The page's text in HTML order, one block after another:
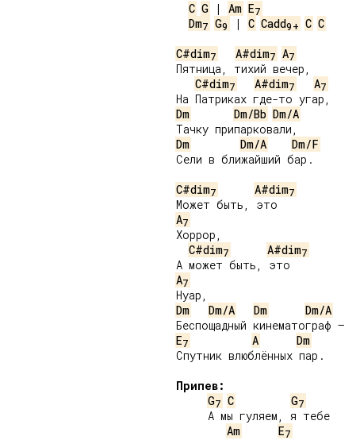
C G | Am E7
Dm7 G9 | C Cadd9+ C C
C#dim7 A#dim7 A7
Пятница, тихий вечер,
C#dim7 A#dim7 A7
Dm
Dm/Bb Dm/A
Dm
Dm/A
Dm/F
Сели в ближайший бар.
C#dim7 A#dim7
A7
Хоррор,
C#dim7 A#dim7
A7
Dm
Dm/A Dm
Dm/A
E7 A
Dm
Спутник влюблённых пар.
Припев:
G7 C G7
     А мы гуляем, я тебе
Am
E7